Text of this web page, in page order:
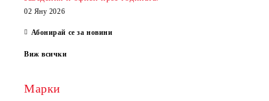
02 Яну 2026
Абонирай се за новини
Виж всички
Марки